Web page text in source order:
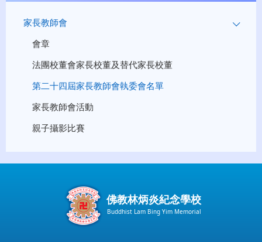
家長教師會
會章
法團校董會家長校董及替代家長校董
第二十四屆家長教師會執委會名單
家長教師會活動
親子攝影比賽
佛教林炳炎紀念學校
Buddhist Lam Bing Yim Memorial